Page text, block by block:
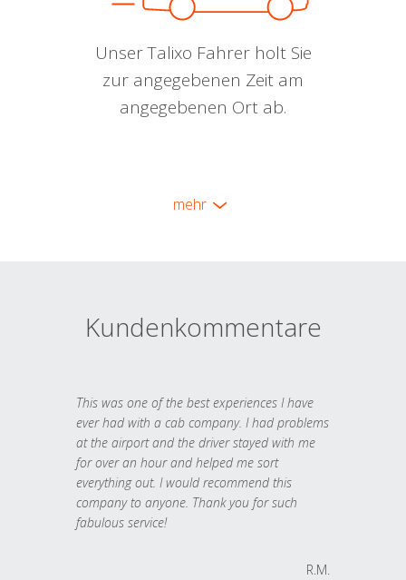
Unser Talixo Fahrer holt Sie
zur angegebenen Zeit am
angegebenen Ort ab.
mehr
Kundenkommentare
This was one of the best experiences I have
ever had with a cab company. I had problems
at the airport and the driver stayed with me
for over an hour and helped me sort
everything out. I would recommend this
company to anyone. Thank you for such
fabulous service!
R.M.